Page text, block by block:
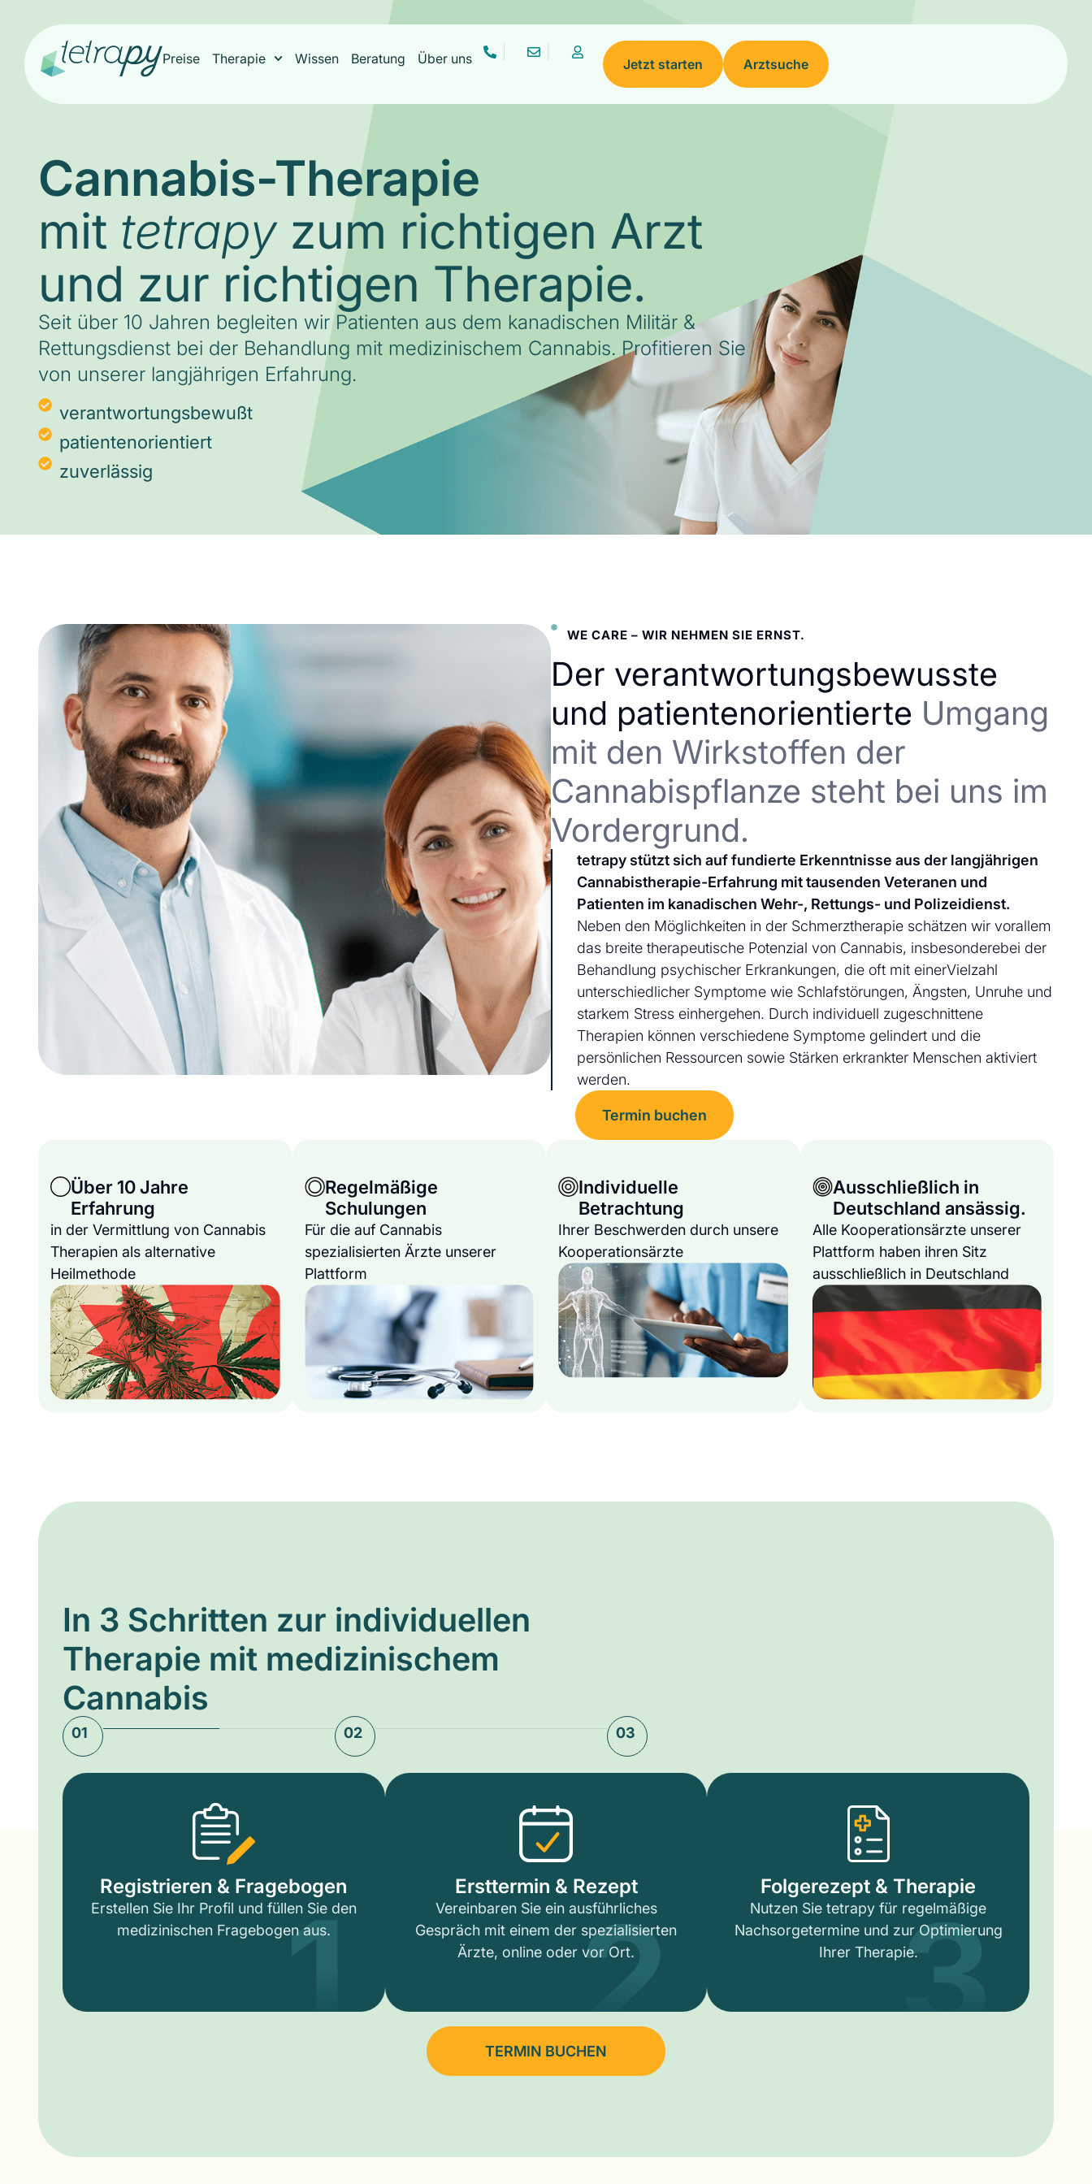
Preise Therapie Wissen Beratung Über uns Jetzt starten Arztsuche
Cannabis-Therapie
mit tetrapyzum richtigen Arzt
und zur richtigen Therapie.
Seit über 10 Jahren begleiten wir Patienten aus dem kanadischen Militär &
Rettungsdienst bei der Behandlung mit medizinischem Cannabis. Profitieren Sie
von unserer langjährigen Erfahrung.
verantwortungsbewußt
patientenorientiert
zuverlässig
WE CARE – WIR NEHMEN SIE ERNST.
Der verantwortungsbewusste
und patientenorientierte Umgang
mit den Wirkstoffen der
Cannabispflanze steht bei uns im
Vordergrund.
tetrapy stützt sich auf fundierte Erkenntnisse aus der langjährigen
Cannabistherapie-Erfahrung mit tausenden Veteranen und
Patienten im kanadischen Wehr-, Rettungs- und Polizeidienst.
Neben den Möglichkeiten in der Schmerztherapie schätzen wir vorallem
das breite therapeutische Potenzial von Cannabis, insbesonderebei der
Behandlung psychischer Erkrankungen, die oft mit einerVielzahl
unterschiedlicher Symptome wie Schlafstörungen, Ängsten, Unruhe und
starkem Stress einhergehen. Durch individuell zugeschnittene
Therapien können verschiedene Symptome gelindert und die
persönlichen Ressourcen sowie Stärken erkrankter Menschen aktiviert
werden.
Termin buchen
Über 10 Jahre
Erfahrung
in der Vermittlung von Cannabis
Therapien als alternative
Heilmethode
Regelmäßige
Schulungen
Für die auf Cannabis
spezialisierten Ärzte unserer
Plattform
Individuelle
Betrachtung
Ihrer Beschwerden durch unsere
Kooperationsärzte
Ausschließlich in
Deutschland ansässig.
Alle Kooperationsärzte unserer
Plattform haben ihren Sitz
ausschließlich in Deutschland
In 3 Schritten zur individuellen
Therapie mit medizinischem
Cannabis
01 02 03
Registrieren & Fragebogen
Erstellen Sie Ihr Profil und füllen Sie den
medizinischen Fragebogen aus.
1 Ersttermin & Rezept
Vereinbaren Sie ein ausführliches
Gespräch mit einem der spezialisierten
Ärzte, online oder vor Ort.
2 Folgerezept & Therapie
Nutzen Sie tetrapy für regelmäßige
Nachsorgetermine und zur Optimierung
Ihrer Therapie.3
TERMIN BUCHEN